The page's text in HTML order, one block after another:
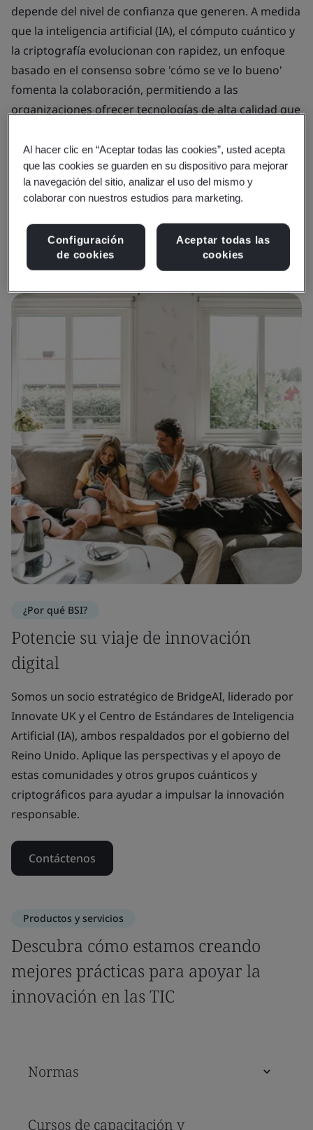
depende del nivel de confianza que generen. A medida
que la inteligencia artificial (IA), el cómputo cuántico y
la criptografía evolucionan con rapidez, un enfoque
basado en el consenso sobre 'cómo se ve lo bueno'
fomenta la colaboración, permitiendo a las
organizaciones ofrecer tecnologías de alta calidad que
puedan confiar.
Un enfoque de estandarización dinámica ayuda a
brindar seguridad a medida que se adoptan nuevas
seguro para los clientes y las partes interesadas.
¿Por qué BSI?
Potencie su viaje de innovación
digital
Somos un socio estratégico de BridgeAI, liderado por
Innovate UK y el Centro de Estándares de Inteligencia
Artificial (IA), ambos respaldados por el gobierno del
Reino Unido. Aplique las perspectivas y el apoyo de
estas comunidades y otros grupos cuánticos y
criptográficos para ayudar a impulsar la innovación
responsable.
Contáctenos
Productos y servicios
Descubra cómo estamos creando
mejores prácticas para apoyar la
innovación en las TIC
Normas
Cursos de capacitación y
Al hacer clic en “Aceptar todas las cookies”, usted acepta
que las cookies se guarden en su dispositivo para mejorar
la navegación del sitio, analizar el uso del mismo y
colaborar con nuestros estudios para marketing.
Configuración
de cookies
Aceptar todas las
cookies